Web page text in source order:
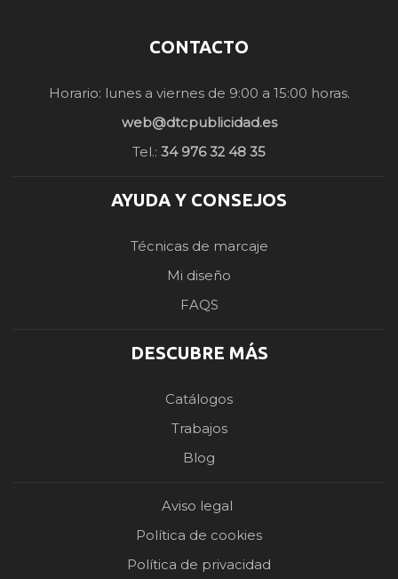
CONTACTO
Horario: lunes a viernes de 9:00 a 15:00 horas.
web@dtcpublicidad.es
Tel.: 34 976 32 48 35
AYUDA Y CONSEJOS
Técnicas de marcaje
Mi diseño
FAQS
DESCUBRE MÁS
Catálogos
Trabajos
Blog
Aviso legal
Política de cookies
Política de privacidad